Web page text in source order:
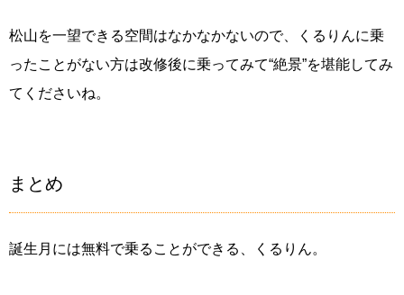
松山を一望できる空間はなかなかないので、くるりんに乗
ったことがない方は改修後に乗ってみて“絶景”を堪能してみ
てくださいね。
まとめ
誕生月には無料で乗ることができる、くるりん。